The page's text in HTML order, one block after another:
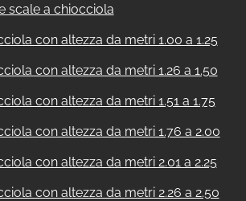
scale a chiocciola
con altezza da metri 1.00 a 1.25
con altezza da metri 1.26 a 1.50
con altezza da metri 1.51 a 1.75
con altezza da metri 1.76 a 2.00
con altezza da metri 2.01 a 2.25
con altezza da metri 2.26 a 2.50